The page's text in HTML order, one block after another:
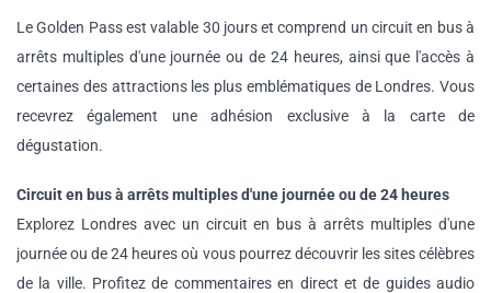
Le Golden Pass est valable 30 jours et comprend un circuit en bus à
arrêts multiples d'une journée ou de 24 heures, ainsi que l'accès à
certaines des attractions les plus emblématiques de Londres. Vous
recevrez également une adhésion exclusive à la carte de
dégustation.
Circuit en bus à arrêts multiples d'une journée ou de 24 heures
Explorez Londres avec un circuit en bus à arrêts multiples d'une
journée ou de 24 heures où vous pourrez découvrir les sites célèbres
de la ville. Profitez de commentaires en direct et de guides audio